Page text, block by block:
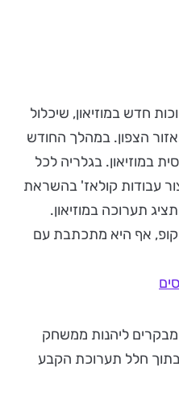
חדש במוזיאון, שיכלול
הצפון. במהלך החודש
במוזיאון. בגלריה לכל
עבודות קולאז' בהשראת
תערוכה במוזיאון.
אף היא מתכתבת עם
המבקרים ליהנות ממשחק
חלל תערוכת הקבע